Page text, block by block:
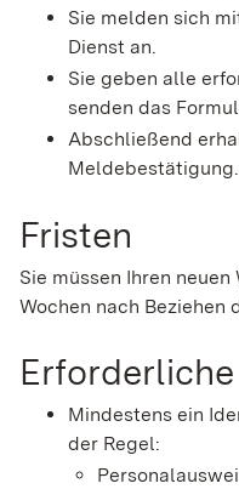
Sie melden sich
Dienst an.
Sie geben alle
senden das
Abschließend
Meldebestätigung.
Fristen
Sie müssen Ihren
Wochen nach Beziehen
Mindestens ein
der Regel: